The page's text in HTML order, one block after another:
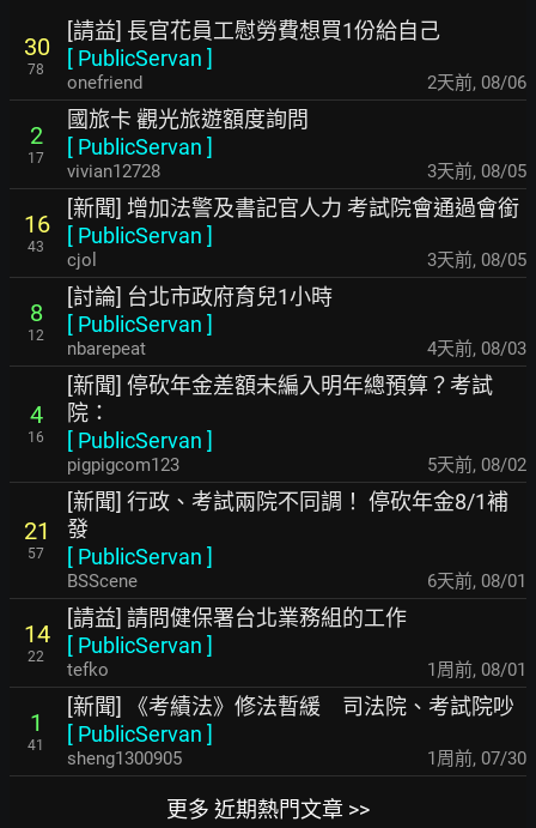
30
78
[請益] 長官花員工慰勞費想買1份給自己
[ PublicServan ]
onefriend 2天前, 08/06
2
17
國旅卡 觀光旅遊額度詢問
[ PublicServan ]
vivian12728 3天前, 08/05
16
43
[新聞] 增加法警及書記官人力 考試院會通過會銜
[ PublicServan ]
cjol 3天前, 08/05
8
12
[討論] 台北市政府育兒1小時
[ PublicServan ]
nbarepeat 4天前, 08/03
4
16
[新聞] 停砍年金差額未編入明年總預算？考試
院：
[ PublicServan ]
pigpigcom123 5天前, 08/02
21
57
[新聞] 行政、考試兩院不同調！ 停砍年金8/1補
發
[ PublicServan ]
BSScene 6天前, 08/01
14
22
[請益] 請問健保署台北業務組的工作
[ PublicServan ]
tefko 1周前, 08/01
1
41
[新聞] 《考績法》修法暫緩 司法院、考試院吵
[ PublicServan ]
sheng1300905 1周前, 07/30
更多 近期熱門文章 >>